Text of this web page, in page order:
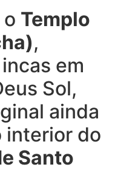
Templo
,
em
Sol,
ainda
interior do
Santo